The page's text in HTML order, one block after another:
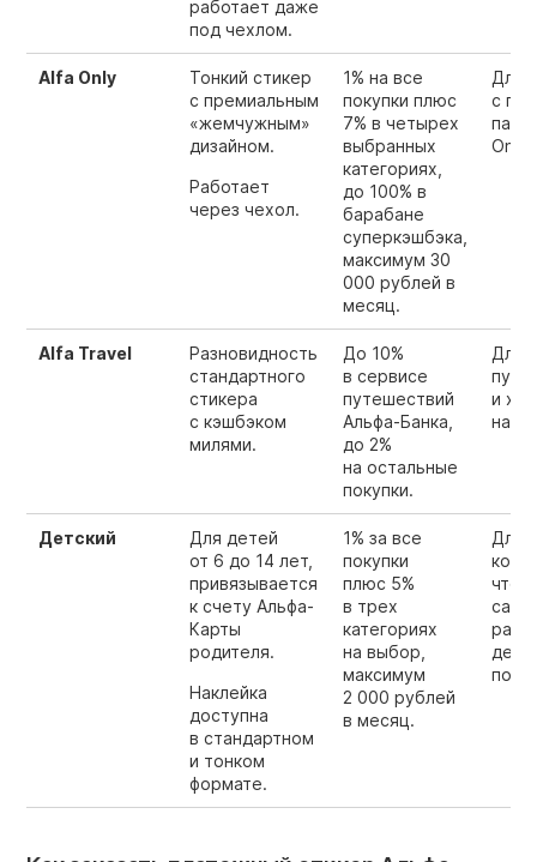
работает даже
под чехлом.
Alfa Only
Тонкий стикер
с премиальным
«жемчужным»
дизайном.
Работает
через чехол.
1% на все
покупки плюс
7% в четырех
выбранных
категориях,
до 100% в
барабане
суперкэшбэка,
максимум 30
000 рублей в
месяц.
Для
с
Only.
Alfa Travel
Разновидность
стандартного
стикера
с кэшбэком
милями.
До 10%
в сервисе
путешествий
Альфа-Банка,
до 2%
на остальные
покупки.
Для
и
на
Детский
Для детей
от 6 до 14 лет,
привязывается
к счету Альфа-
Карты
родителя.
Наклейка
доступна
в стандартном
и тонком
формате.
1% за все
покупки
плюс 5%
в трех
категориях
на выбор,
максимум
2 000 рублей
в месяц.
Для